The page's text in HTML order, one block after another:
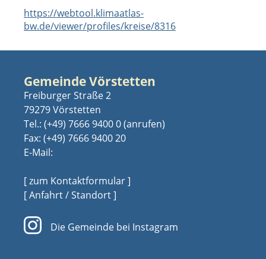
https://webtool.klimaatlas-
bw.de/viewer/profiles/kreise/8316
Gemeinde Vörstetten
Freiburger Straße 2
79279 Vörstetten
Tel.: (+49) 7666 9400 0
Fax: (+49) 7666 9400 20
E-Mail:
[ zum Kontaktformular ]
[ Anfahrt / Standort ]
Die Gemeinde bei Instagram